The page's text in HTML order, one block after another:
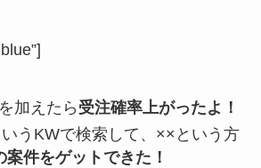
加えたら 受注確率上がったよ！
うKWで検索して、××という方
案件をゲットできた！